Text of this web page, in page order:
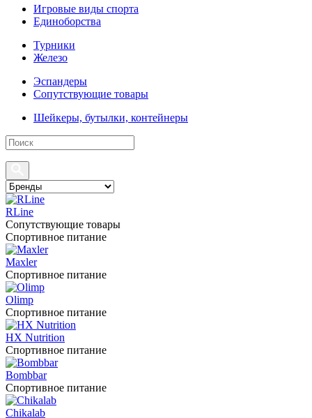
Игровые виды спорта
Единоборства
Турники
Железо
Эспандеры
Сопутствующие товары
Шейкеры, бутылки, контейнеры
RLine
Сопутствующие товары
Спортивное питание
Maxler
Спортивное питание
Olimp
Спортивное питание
HX Nutrition
Спортивное питание
Bombbar
Спортивное питание
Chikalab